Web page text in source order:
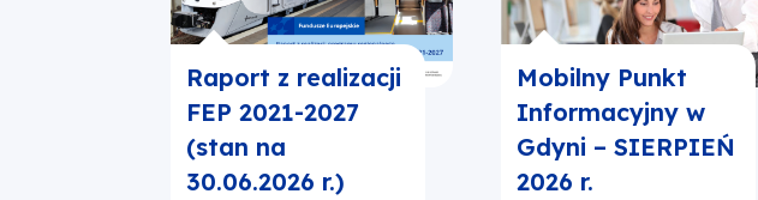
Raport z realizacji
FEP 2021-2027
(stan na
30.06.2026 r.)
Mobilny Punkt
Informacyjny w
Gdyni – SIERPIEŃ
2026 r.